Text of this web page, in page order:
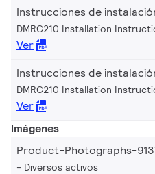
Instrucciones de
DMRC210 Installation
Ver
Instrucciones de
DMRC210 Installation
Ver
Imágenes
Product-Photographs-
Diversos activos